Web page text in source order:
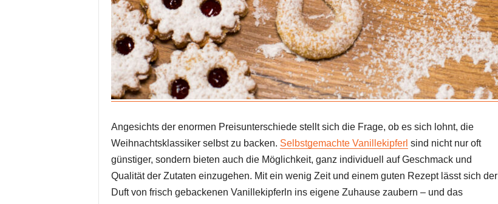
Angesichts der enormen Preisunterschiede stellt sich die Frage, ob es sich lohnt, die
Weihnachtsklassiker selbst zu backen. Selbstgemachte Vanillekipferl sind nicht nur oft
günstiger, sondern bieten auch die Möglichkeit, ganz individuell auf Geschmack und
Qualität der Zutaten einzugehen. Mit ein wenig Zeit und einem guten Rezept lässt sich der
Duft von frisch gebackenen Vanillekipferln ins eigene Zuhause zaubern – und das